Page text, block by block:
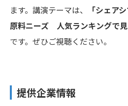
ます。講演テーマは、
「シェア
原料ニーズ 人気ランキングで見
です。ぜひご視聴ください。
提供企業情報